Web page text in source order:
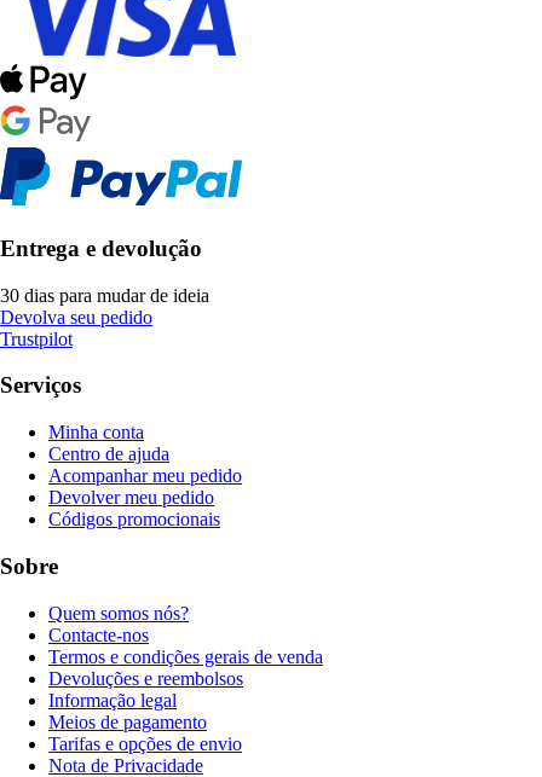
Entrega e devolução
30 dias para mudar de ideia
Devolva seu pedido
Trustpilot
Serviços
Minha conta
Centro de ajuda
Acompanhar meu pedido
Devolver meu pedido
Códigos promocionais
Sobre
Quem somos nós?
Contacte-nos
Termos e condições gerais de venda
Devoluções e reembolsos
Informação legal
Meios de pagamento
Tarifas e opções de envio
Nota de Privacidade